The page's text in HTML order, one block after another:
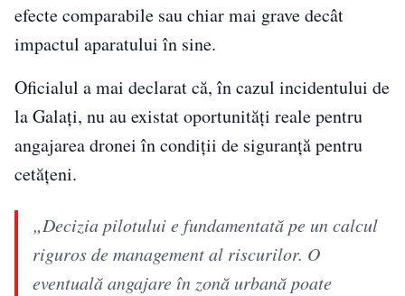
efecte comparabile sau chiar mai grave decât
impactul aparatului în sine.
Oficialul a mai declarat că, în cazul incidentului de
la Galaţi, nu au existat oportunităţi reale pentru
angajarea dronei în condiţii de siguranţă pentru
cetăţeni.
„Decizia pilotului e fundamentată pe un calcul
riguros de management al riscurilor. O
eventuală angajare în zonă urbană poate